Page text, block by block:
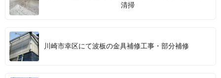
清掃
川崎市幸区にて波板の金具補修工事・部分補修